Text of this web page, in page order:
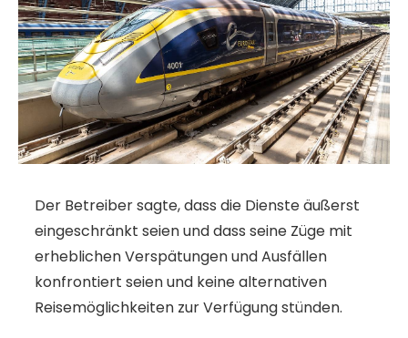
Der Betreiber sagte, dass die Dienste äußerst
eingeschränkt seien und dass seine Züge mit
erheblichen Verspätungen und Ausfällen
konfrontiert seien und keine alternativen
Reisemöglichkeiten zur Verfügung stünden.